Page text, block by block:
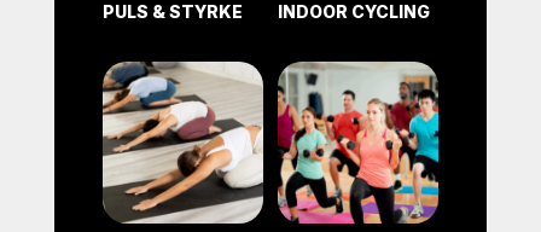
PULS & STYRKE INDOOR CYCLING